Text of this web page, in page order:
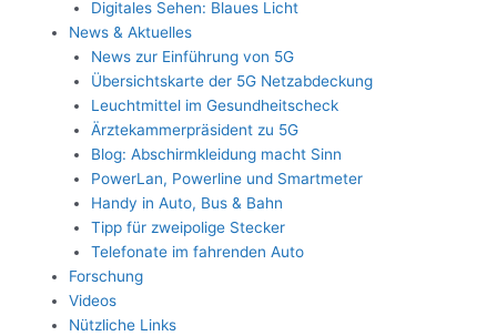
Digitales Sehen: Blaues Licht
News & Aktuelles
News zur Einführung von 5G
Übersichtskarte der 5G Netzabdeckung
Leuchtmittel im Gesundheitscheck
Ärztekammerpräsident zu 5G
Blog: Abschirmkleidung macht Sinn
PowerLan, Powerline und Smartmeter
Handy in Auto, Bus & Bahn
Tipp für zweipolige Stecker
Telefonate im fahrenden Auto
Forschung
Videos
Nützliche Links